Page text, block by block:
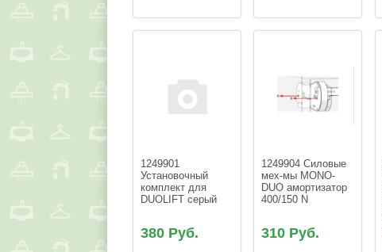
1249901
Установочный
комплект для
DUOLIFT серый
380 Руб.
1249904 Силовые
мех-мы MONO-
DUO амортизатор
400/150 N
310 Руб.